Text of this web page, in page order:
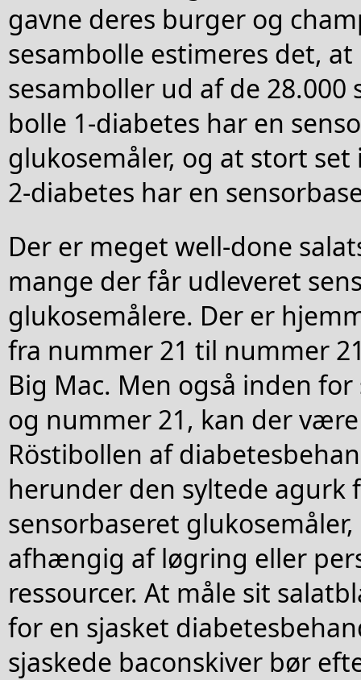
gavne deres burger og
sesambolle estimeres det,
sesamboller ud af de 28.000
bolle 1-diabetes har en
glukosemåler, og at stort
2-diabetes har en
Der er meget well-done
mange der får udleveret
glukosemålere. Der er
fra nummer 21 til nummer
Big Mac. Men også inden
og nummer 21, kan der
Röstibollen af
herunder den syltede agurk
sensorbaseret
afhængig af løgring eller
ressourcer. At måle sit
for en sjasket
sjaskede baconskiver bør